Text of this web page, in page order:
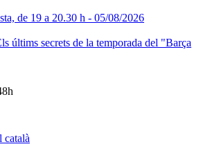
de 19 a 20.30 h - 05/08/2026
últims secrets de la temporada del "Barça
català